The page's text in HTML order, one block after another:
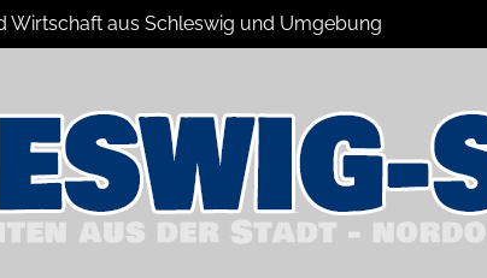
Wirtschaft aus Schleswig und Umgebung